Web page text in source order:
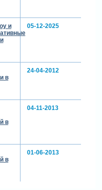
и
05-12-2025
в
24-04-2012
в
04-11-2013
в
01-06-2013